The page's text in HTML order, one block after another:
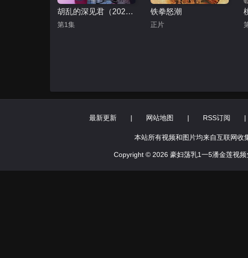
胡乱的深见君（2026）
第1集
铁拳怒潮
正片
最新更新 | 网站地图 | RSS订阅 |
本站所有视频和图片均来自互联网收
Copyright © 2026 豪妇荡乳1一5潘金莲视